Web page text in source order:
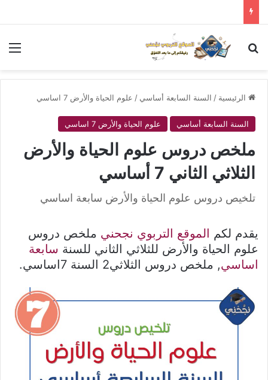
بحث عن
الرئيسية / السنة السابعة أساسي / علوم الحياة والأرض 7 اساسي
السنة السابعة أساسي علوم الحياة والأرض 7 اساسي
ملخص دروس علوم الحياة والأرض
الثلاثي الثاني 7 أساسي
تلخيص دروس علوم الحياة والأرض سابعة اساسي
يقدم لكم الموقع التربوي نجحني ملخص دروس
علوم الحياة والأرض للثلاثي الثاني للسنة سابعة
اساسي, ملخص دروس الثلاثي2 السنة 7اساسي.